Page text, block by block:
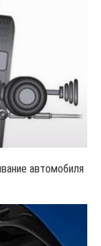
автомобиля